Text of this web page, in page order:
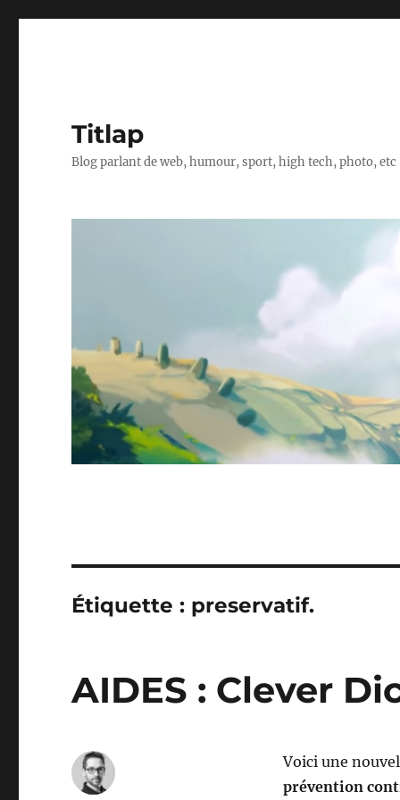
Titlap
Blog parlant de web, humour, sport, high tech, photo, etc
Étiquette : preservatif.
AIDES : Clever
Voici une
prévention